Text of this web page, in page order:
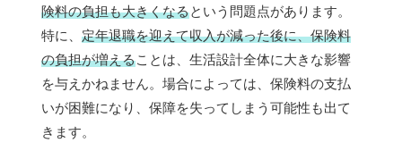
険料の負担も大きくなるという問題点があります。
特に、 定年退職を迎えて収入が減った後に、保険料
の負担が増えることは、生活設計全体に大きな影響
を与えかねません。場合によっては、保険料の支払
いが困難になり、保障を失ってしまう可能性も出て
きます。